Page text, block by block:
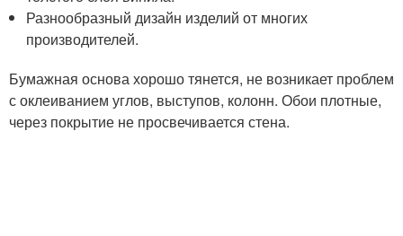
Разнообразный дизайн изделий от многих
производителей.
Бумажная основа хорошо тянется, не возникает проблем
с оклеиванием углов, выступов, колонн. Обои плотные,
через покрытие не просвечивается стена.